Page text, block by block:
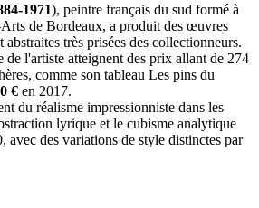
1971), peintre français du sud formé à
de Bordeaux, a produit des œuvres
abstraites très prisées des collectionneurs.
de l'artiste atteignent des prix allant de 274
comme son tableau Les pins du
€ en 2017.
du réalisme impressionniste dans les
lyrique et le cubisme analytique
avec des variations de style distinctes par